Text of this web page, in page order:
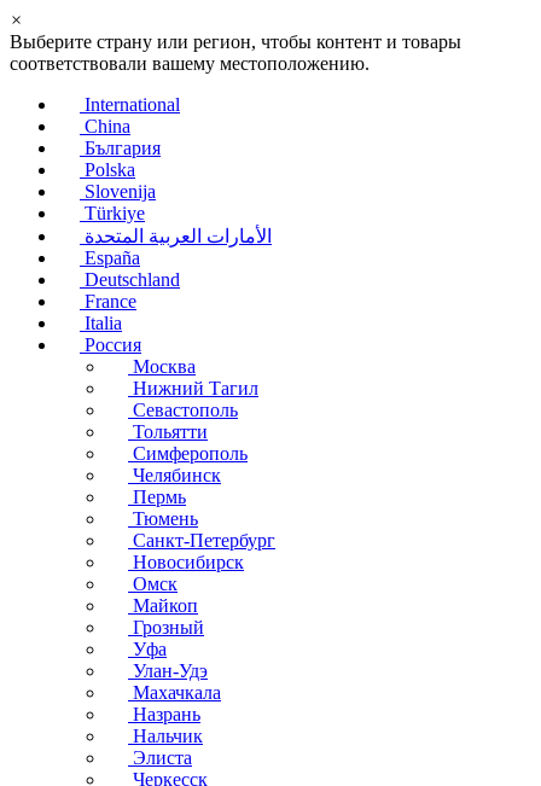
×
Выберите страну или регион, чтобы контент и товары
соответствовали вашему местоположению.
International
China
България
Polska
Slovenija
Türkiye
الأمارات العربية المتحدة
España
Deutschland
France
Italia
Россия
Москва
Нижний Тагил
Севастополь
Тольятти
Симферополь
Челябинск
Пермь
Тюмень
Санкт-Петербург
Новосибирск
Омск
Майкоп
Грозный
Уфа
Улан-Удэ
Махачкала
Назрань
Нальчик
Элиста
Черкесск